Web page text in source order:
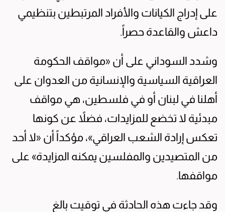
على إدراج الكيانات والأفراد المرتبطين بتنظيمي
داعش والقاعدة حصراً.
وشدد السوداني على أن «مواقف الحكومة
العراقية السياسية والإنسانية من العدوان على
أهلنا في لبنان أو في فلسطين، هي مواقف
مبدئية لا تخضع للمزايدات، فضلاً عن كونها
تعكس إرادة الشعب العراقي»، مؤكداً أن «لا أحد
من المتصيدين والمفلسين يمكنه المزايدة» على
مواقفها.
وقد جاءت هذه الحادثة في توقيت بالغ